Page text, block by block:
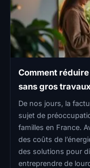
Comment
sans gros
De nos jours, la
sujet de
familles en France.
des coûts de
des solutions pour
entreprendre de